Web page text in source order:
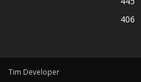
406
Tim Developer